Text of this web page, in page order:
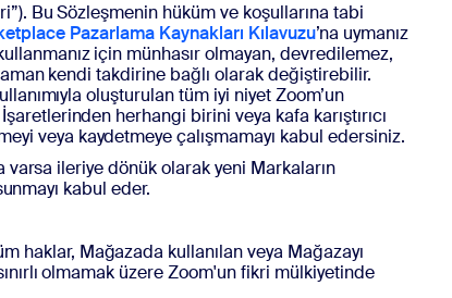
Bu Sözleşmenin hüküm ve koşullarına tabi
Pazarlama Kaynakları Kılavuzu’na uymanız
için münhasır olmayan, devredilemez,
kendi takdirine bağlı olarak değiştirebilir.
oluşturulan tüm iyi niyet Zoom’un
herhangi birini veya kafa karıştırıcı
veya kaydetmeye çalışmamayı kabul edersiniz.
ileriye dönük olarak yeni Markaların
kabul eder.
haklar, Mağazada kullanılan veya Mağazayı
olmamak üzere Zoom'un fikri mülkiyetinde